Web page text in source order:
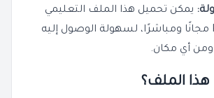
يمكن تحميل هذا الملف التعليمي
بصيغة PDF مجانًا ومباشرًا، لسهولة الوصول إليه
أي مكان.
الملف؟